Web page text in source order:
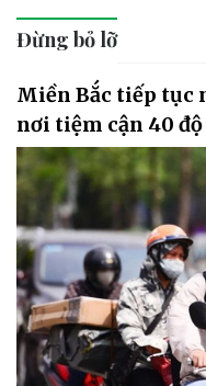
Đừng bỏ lỡ
Miền Bắc tiếp tục
nơi tiệm cận 40 độ